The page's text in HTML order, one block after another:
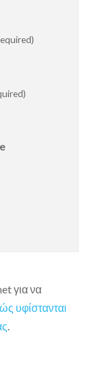
για να
υφίστανται
.